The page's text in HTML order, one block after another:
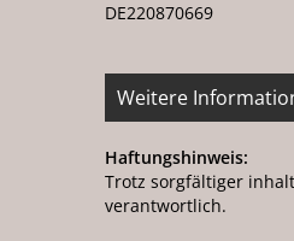
DE220870669
Weitere
Haftungshinweis:
Trotz sorgfältiger
verantwortlich.